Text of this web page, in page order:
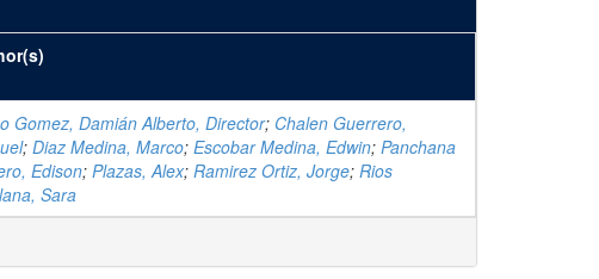
Gomez, Damián Alberto, Director; Chalen Guerrero,
; Diaz Medina, Marco; Escobar Medina, Edwin; Panchana
Edison; Plazas, Alex; Ramirez Ortiz, Jorge; Rios
Sara